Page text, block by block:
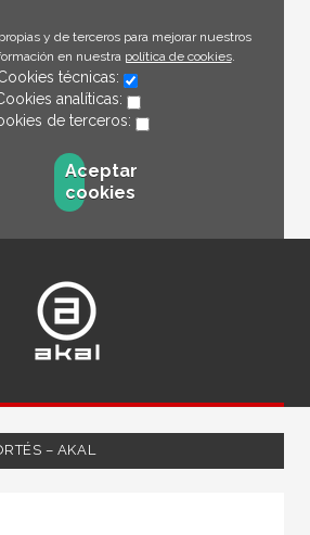
y de terceros para mejorar nuestros
en nuestra política de cookies.
técnicas:
analíticas:
de terceros:
Aceptar
cookies
– AKAL